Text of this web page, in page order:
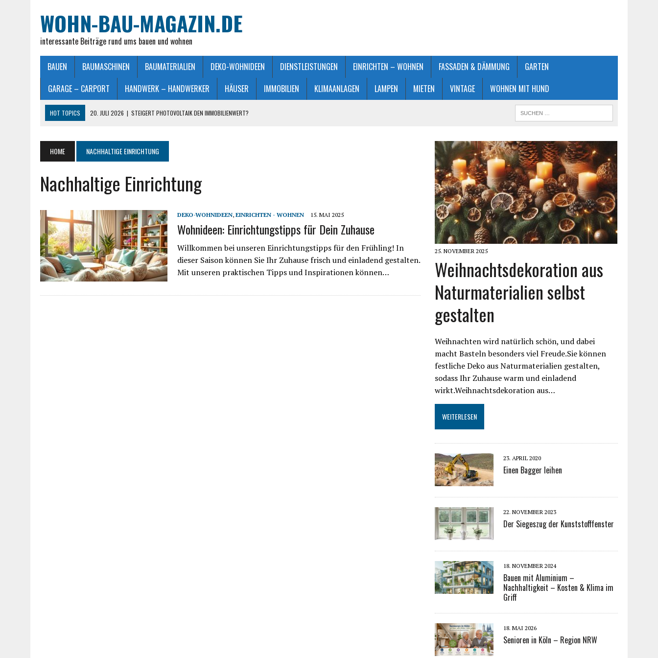
WOHN-BAU-MAGAZIN.DE
interessante Beiträge rund ums bauen und wohnen
BAUEN BAUMASCHINEN BAUMATERIALIEN DEKO-WOHNIDEEN DIENSTLEISTUNGEN EINRICHTEN – WOHNEN FASSADEN & DÄMMUNG
GARTEN
GARAGE – CARPORT
HANDWERK – HANDWERKER HÄUSER IMMOBILIEN KLIMAANLAGEN LAMPEN MIETEN VINTAGE WOHNEN MIT HUND
HOT TOPICS 20. JULI 2026 | STEIGERT PHOTOVOLTAIK DEN IMMOBILIENWERT?
25. JUNI 2026 | FRANZÖSISCHES DOPPELBETT: MASSE, VORTEILE UND KAUFBERATUNG
23. JULI 2026
SO EINFACH GELINGT – DIE PERFEKTE TERRASSENGESTALTUNG
HOME NACHHALTIGE EINRICHTUNG
Nachhaltige Einrichtung
DEKO-WOHNIDEEN, EINRICHTEN - WOHNEN 15. MAI 2025
Wohnideen: Einrichtungstipps für Dein Zuhause
Willkommen bei unseren Einrichtungstipps für den Frühling! In
dieser Saison können Sie Ihr Zuhause frisch und einladend gestalten.
Mit unseren praktischen Tipps und Inspirationen können…
25. NOVEMBER 2025
Weihnachtsdekoration aus
Naturmaterialien selbst
gestalten
Weihnachten wird natürlich schön, und dabei
macht Basteln besonders viel Freude.Sie können
festliche Deko aus Naturmaterialien gestalten,
sodass Ihr Zuhause warm und einladend
wirkt.Weihnachtsdekoration aus…
WEITERLESEN
23. APRIL 2020
Einen Bagger leihen
22. NOVEMBER 2023
Der Siegeszug der Kunststofffenster
18. NOVEMBER 2024
Bauen mit Aluminium –
Nachhaltigkeit – Kosten & Klima im
Griff
18. MAI 2026
Senioren in Köln – Region NRW